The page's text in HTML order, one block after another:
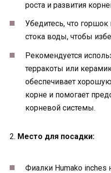
роста и развития
Убедитесь, что
стока воды, чтобы
Рекомендуется
терракоты или
обеспечивает
корне и помогает
корневой системы.
2. Место для посадки:
Фиалки Humako